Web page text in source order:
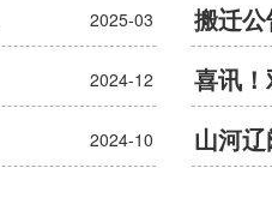
2025-03 搬迁
2024-12 喜讯
2024-10 山河